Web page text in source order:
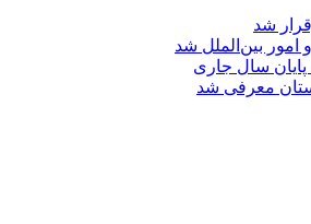
شد
بین‌الملل شد
سال جاری
معرفی شد